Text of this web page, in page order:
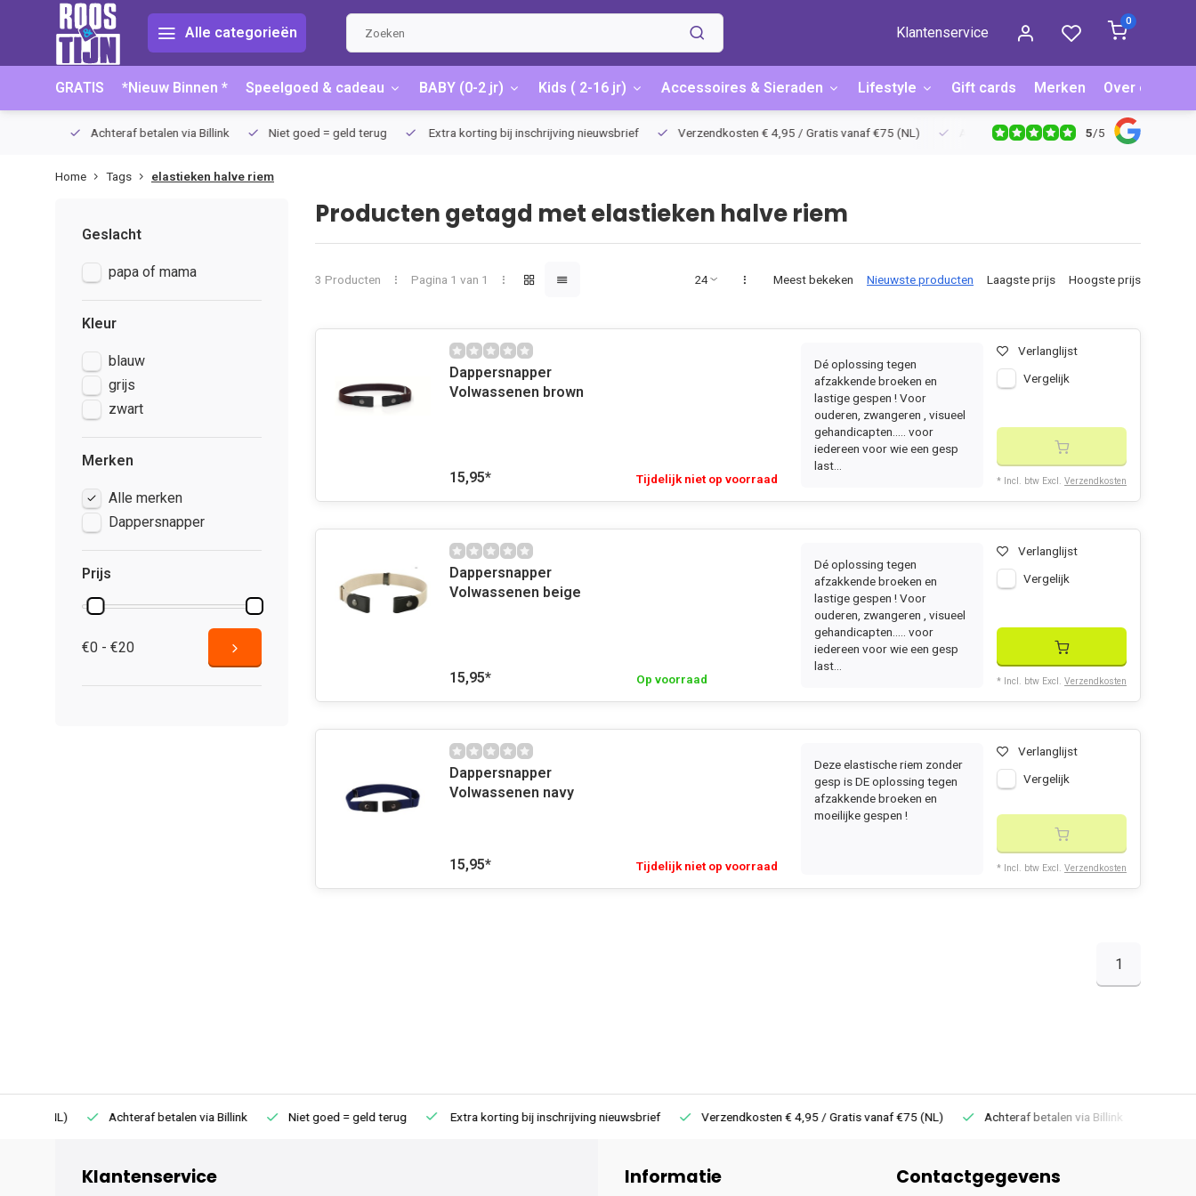
Alle categorieën Klantenservice
0
GRATIS *Nieuw Binnen * Speelgoed & cadeau BABY (0-2 jr) Kids ( 2-16 jr) Accessoires & Sieraden Lifestyle Gift cards Merken Over ons
Achteraf betalen via Billink Niet goed = geld terug Extra korting bij inschrijving nieuwsbrief Verzendkosten € 4,95 / Gratis vanaf €75 (NL) Achteraf betalen via Billink Niet goed =
5/5
Home Tags elastieken halve riem
Geslacht
papa of mama
Kleur
blauw
grijs
zwart
Merken
Alle merken
Dappersnapper
Prijs
€0 - €20
Producten getagd met elastieken halve riem
3 Producten Pagina 1 van 1 Meest bekeken Nieuwste producten Laagste prijs Hoogste prijs
Dappersnapper
Volwassenen brown
15,95* Tijdelijk niet op voorraad
Dé oplossing tegen
afzakkende broeken en
lastige gespen ! Voor
ouderen, zwangeren , visueel
gehandicapten..... voor
iedereen voor wie een gesp
last...
Verlanglijst
Vergelijk
* Incl. btw Excl.Verzendkosten
Dappersnapper
Volwassenen beige
15,95* Op voorraad
Dé oplossing tegen
afzakkende broeken en
lastige gespen ! Voor
ouderen, zwangeren , visueel
gehandicapten..... voor
iedereen voor wie een gesp
last...
Verlanglijst
Vergelijk
* Incl. btw Excl.Verzendkosten
Dappersnapper
Volwassenen navy
15,95* Tijdelijk niet op voorraad
Deze elastische riem zonder
gesp is DE oplossing tegen
afzakkende broeken en
moeilijke gespen !
Verlanglijst
Vergelijk
* Incl. btw Excl.Verzendkosten
1
Achteraf betalen via Billink Niet goed = geld terug Extra korting bij inschrijving nieuwsbrief Verzendkosten € 4,95 / Gratis vanaf €75 (NL) Achteraf betalen via Billink
Klantenservice Informatie Contactgegevens